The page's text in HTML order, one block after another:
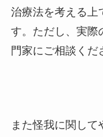
治療法を考える上
す。ただし、実際
門家にご相談くだ
また怪我に関し